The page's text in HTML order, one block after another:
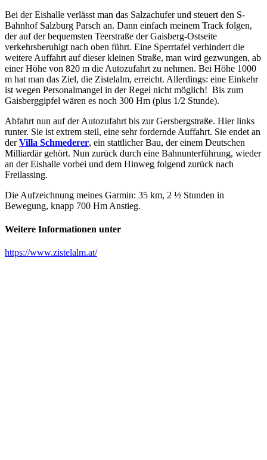
Bei der Eishalle verlässt man das Salzachufer und steuert den S-
Bahnhof Salzburg Parsch an. Dann einfach meinem Track folgen,
der auf der bequemsten Teerstraße der Gaisberg-Ostseite
verkehrsberuhigt nach oben führt. Eine Sperrtafel verhindert die
weitere Auffahrt auf dieser kleinen Straße, man wird gezwungen, ab
einer Höhe von 820 m die Autozufahrt zu nehmen. Bei Höhe 1000
m hat man das Ziel, die Zistelalm, erreicht. Allerdings: eine Einkehr
ist wegen Personalmangel in der Regel nicht möglich! Bis zum
Gaisberggipfel wären es noch 300 Hm (plus 1/2 Stunde).
Abfahrt nun auf der Autozufahrt bis zur Gersbergstraße. Hier links
runter. Sie ist extrem steil, eine sehr fordernde Auffahrt. Sie endet an
derVilla Schmederer, ein stattlicher Bau, der einem Deutschen
Milliardär gehört. Nun zurück durch eine Bahnunterführung, wieder
an der Eishalle vorbei und dem Hinweg folgend zurück nach
Freilassing.
Die Aufzeichnung meines Garmin: 35 km, 2 ½ Stunden in
Bewegung, knapp 700 Hm Anstieg.
Weitere Informationen unter
https://www.zistelalm.at/